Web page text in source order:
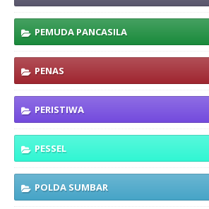
PEMUDA PANCASILA
PENAS
PERISTIWA
PESSEL
POLDA SUMBAR